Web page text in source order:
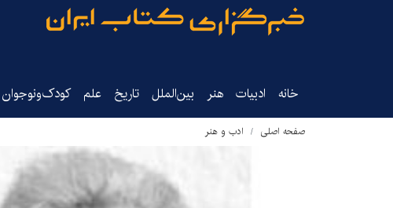
خانه ادبیات هنر بین‌الملل تاریخ‌ علم کودک‌ونوجوان
صفحه اصلی ادب و هنر